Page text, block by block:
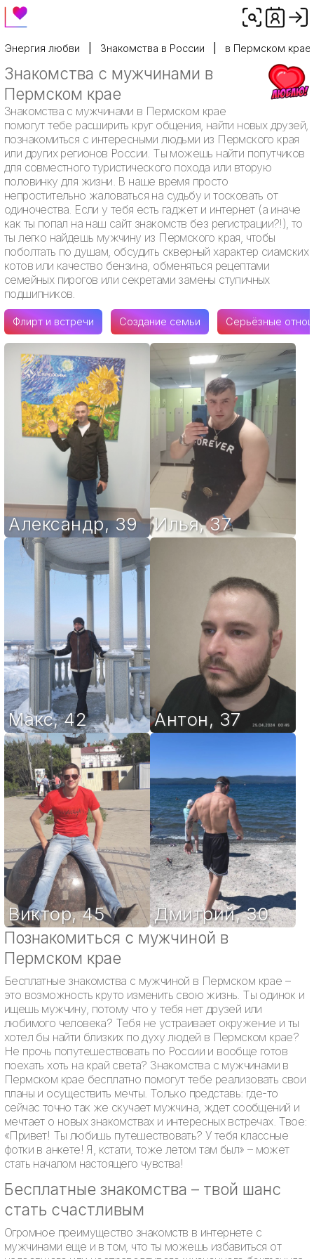
Энергия любви Знакомства в России в Пермском крае
Знакомства с мужчинами в
Пермском крае
Знакомства с мужчинами в Пермском крае
помогут тебе расширить круг общения, найти новых друзей,
познакомиться с интересными людьми из Пермского края
или других регионов России. Ты можешь найти попутчиков
для совместного туристического похода или вторую
половинку для жизни. В наше время просто
непростительно жаловаться на судьбу и тосковать от
одиночества. Если у тебя есть гаджет и интернет (а иначе
как ты попал на наш сайт знакомств без регистрации?!), то
ты легко найдешь мужчину из Пермского края, чтобы
поболтать по душам, обсудить скверный характер сиамских
котов или качество бензина, обменяться рецептами
семейных пирогов или секретами замены ступичных
подшипников.
Флирт и встречи Создание семьи Серьёзные
Александр,39 Илья,37
Макс,42 Антон, 37
Виктор,45 Дмитрий,30
Познакомиться с мужчиной в
Пермском крае
Бесплатные знакомства с мужчиной в Пермском крае –
это возможность круто изменить свою жизнь. Ты одинок и
ищешь мужчину, потому что у тебя нет друзей или
любимого человека? Тебя не устраивает окружение и ты
хотел бы найти близких по духу людей в Пермском крае?
Не прочь попутешествовать по России и вообще готов
поехать хоть на край света? Знакомства с мужчинами в
Пермском крае бесплатно помогут тебе реализовать свои
планы и осуществить мечты. Только представь: где-то
сейчас точно так же скучает мужчина, ждет сообщений и
мечтает о новых знакомствах и интересных встречах. Твое:
«Привет! Ты любишь путешествовать? У тебя классные
фотки в анкете! Я, кстати, тоже летом там был» – может
стать началом настоящего чувства!
Бесплатные знакомства – твой шанс
стать счастливым
Огромное преимущество знакомств в интернете с
мужчинами еще и в том, что ты можешь избавиться от